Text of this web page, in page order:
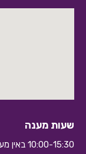
שעות מענה
10:00-15:30 באין מענה